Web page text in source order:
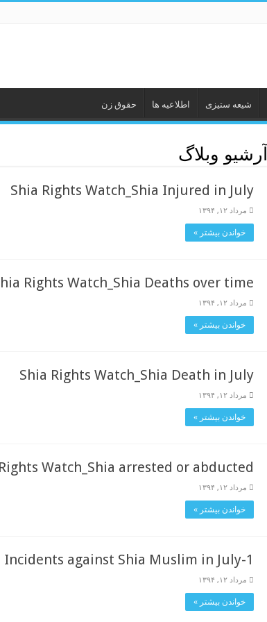
شیعه ستیزى اطلاعیه ها حقوق زن
آرشیو وبلاگ
Shia Rights Watch_Shia Injured in July
مرداد ۱۲, ۱۳۹۴
خواندن بیشتر »
Rights Watch_Shia Deaths over time
مرداد ۱۲, ۱۳۹۴
خواندن بیشتر »
Shia Rights Watch_Shia Death in July
مرداد ۱۲, ۱۳۹۴
خواندن بیشتر »
Watch_Shia arrested or abducted
مرداد ۱۲, ۱۳۹۴
خواندن بیشتر »
Incidents against Shia Muslim in July-1
مرداد ۱۲, ۱۳۹۴
خواندن بیشتر »